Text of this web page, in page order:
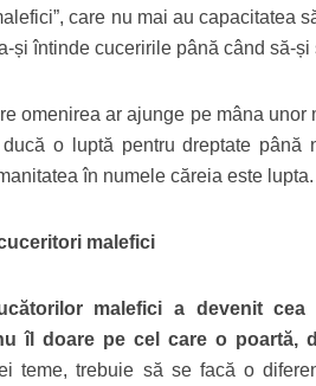
care nu mai au capacitatea
și întinde cuceririle până când să-
omenirea ar ajunge pe mâna
o luptă pentru dreptate
în numele căreia este lupta.
malefici
malefici a devenit
îl doare pe cel care o poartă,
teme, trebuie să se facă o